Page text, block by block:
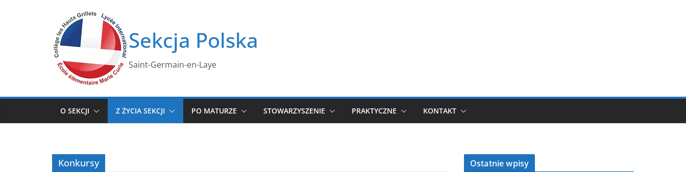
Sekcja Polska
Saint-Germain-en-Laye
O SEKCJI Z ŻYCIA SEKCJI PO MATURZE STOWARZYSZENIE PRAKTYCZNE KONTAKT
Konkursy Ostatnie wpisy